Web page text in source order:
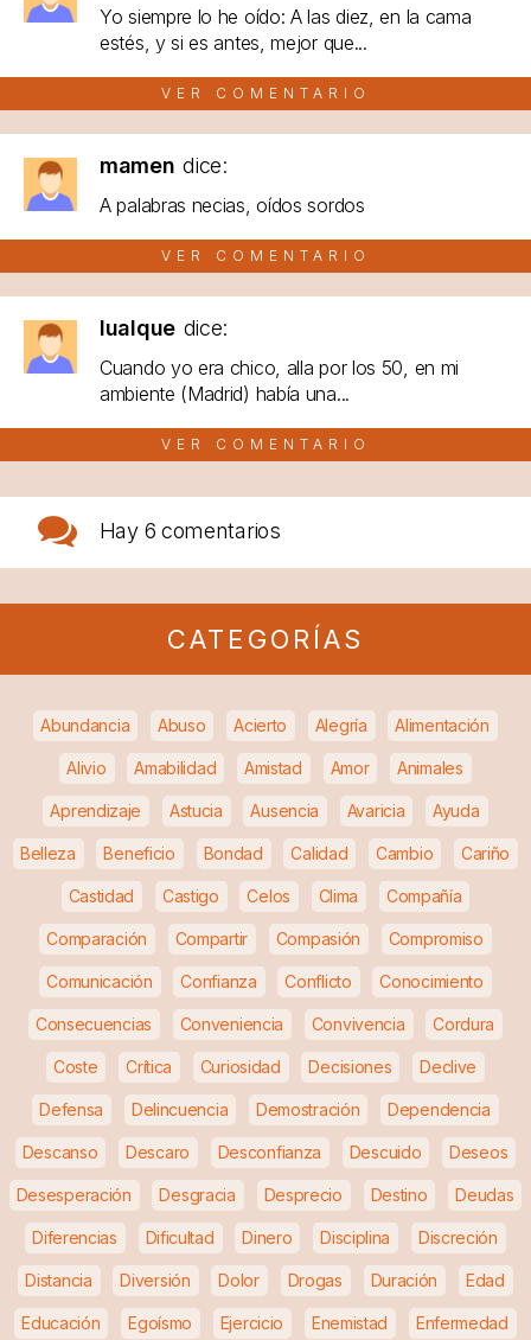
Yo siempre lo he oído: A las diez, en la cama
estés, y si es antes, mejor que...
VER COMENTARIO
mamen dice:
A palabras necias, oídos sordos
VER COMENTARIO
lualque dice:
Cuando yo era chico, alla por los 50, en mi
ambiente (Madrid) había una...
VER COMENTARIO
Hay 6 comentarios
CATEGORÍAS
Abundancia Abuso Acierto Alegría Alimentación
Alivio Amabilidad Amistad Amor Animales
Aprendizaje Astucia Ausencia Avaricia Ayuda
Belleza Beneficio Bondad Calidad Cambio Cariño
Castidad Castigo Celos Clima Compañía
Comparación Compartir Compasión Compromiso
Comunicación Confianza Conflicto Conocimiento
Consecuencias Conveniencia Convivencia Cordura
Coste Crítica Curiosidad Decisiones Declive
Defensa Delincuencia Demostración Dependencia
Descanso Descaro Desconfianza Descuido Deseos
Desesperación Desgracia Desprecio Destino Deudas
Diferencias Dificultad Dinero Disciplina Discreción
Distancia Diversión Dolor Drogas Duración Edad
Educación Egoísmo Ejercicio Enemistad Enfermedad